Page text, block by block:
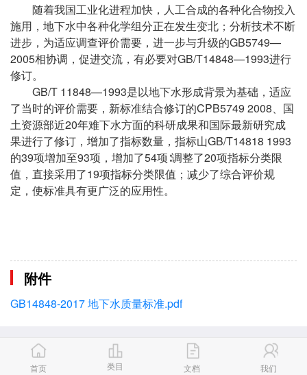
随着我国工业化进程加快，人工合成的各种化合物投入
施用，地下水中各种化学组分正在发生变北；分析技术不断
进步，为适应调查评价需要，进一步与升级的GB5749—
2005相协调，促进交流，有必要对GB/T14848—1993进行
修订。
GB/T 11848—1993是以地下水形成背景为基础，适应
了当时的评价需要，新标准结合修订的CPB5749 2008、国
土资源部近20年难下水方面的科研成果和国际最新研究成
果进行了修订，增加了指标数量，指标山GB/T14818 1993
的39项增加至93项，增加了54项∶调整了20项指标分类限
值，直接采用了19项指标分类限值；减少了综合评价规
定，使标准具有更广泛的应用性。
附件
GB14848-2017 地下水质量标准.pdf
首页 类目 文档 我们